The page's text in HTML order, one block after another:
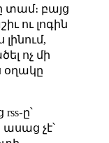
տամ։ բայց
ու լոգին
լինում,
ոչ մի
օղակը
ասաց չէ՝